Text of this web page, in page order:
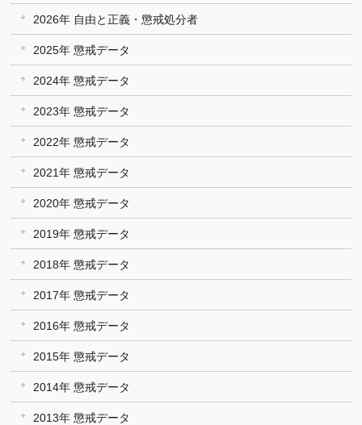
2026年 自由と正義・懲戒処分者
2025年 懲戒データ
2024年 懲戒データ
2023年 懲戒データ
2022年 懲戒データ
2021年 懲戒データ
2020年 懲戒データ
2019年 懲戒データ
2018年 懲戒データ
2017年 懲戒データ
2016年 懲戒データ
2015年 懲戒データ
2014年 懲戒データ
2013年 懲戒データ